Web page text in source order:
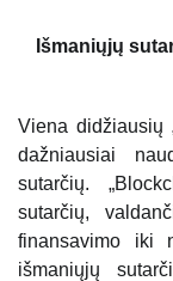
Išmaniųjų
Viena didžiausių
dažniausiai
sutarčių.
sutarčių,
finansavimo iki
išmaniųjų